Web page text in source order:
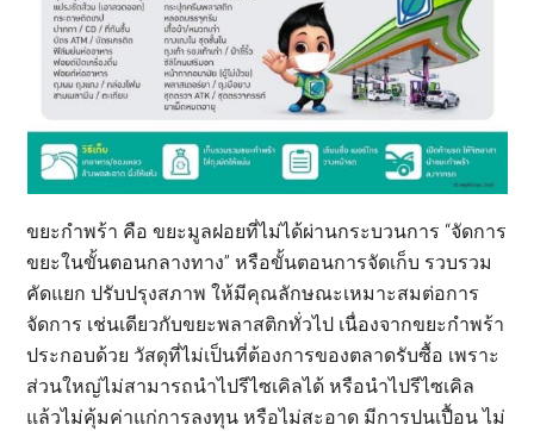
ขยะกำพร้า คือ ขยะมูลฝอยที่ไม่ได้ผ่านกระบวนการ “จัดการ
ขยะในขั้นตอนกลางทาง” หรือขั้นตอนการจัดเก็บ รวบรวม
คัดแยก ปรับปรุงสภาพ ให้มีคุณลักษณะเหมาะสมต่อการ
จัดการ เช่นเดียวกับขยะพลาสติกทั่วไป เนื่องจากขยะกำพร้า
ประกอบด้วย วัสดุที่ไม่เป็นที่ต้องการของตลาดรับซื้อ เพราะ
ส่วนใหญ่ไม่สามารถนำไปรีไซเคิลได้ หรือนำไปรีไซเคิล
แล้วไม่คุ้มค่าแก่การลงทุน หรือไม่สะอาด มีการปนเปื้อน ไม่